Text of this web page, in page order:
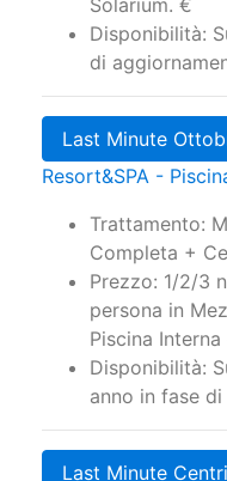
Last Minute
Trattamento:
Completa +
Prezzo: 1/2/3
persona in
Piscina Interna
Disponibilità:
anno in fase
Last Minute
Trasimeno